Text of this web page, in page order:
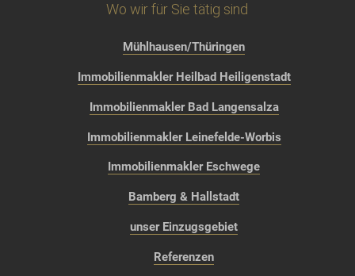
Wo wir für Sie tätig sind
Mühlhausen/Thüringen
Immobilienmakler Heilbad Heiligenstadt
Immobilienmakler Bad Langensalza
Immobilienmakler Leinefelde-Worbis
Immobilienmakler Eschwege
Bamberg & Hallstadt
unser Einzugsgebiet
Referenzen